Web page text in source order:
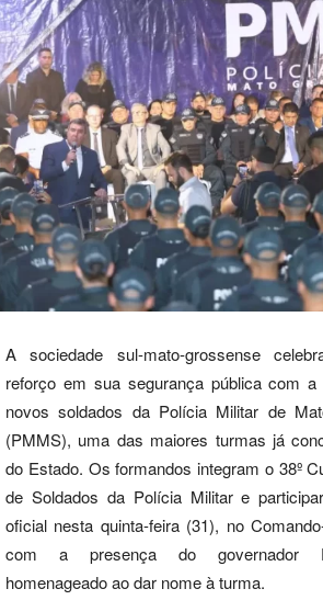
A sociedade sul-mato-grossense
reforço em sua segurança pública com
novos soldados da Polícia Militar de
(PMMS), uma das maiores turmas já
do Estado. Os formandos integram o 38º
de Soldados da Polícia Militar e
oficial nesta quinta-feira (31), no
com a presença do governador
homenageado ao dar nome à turma.